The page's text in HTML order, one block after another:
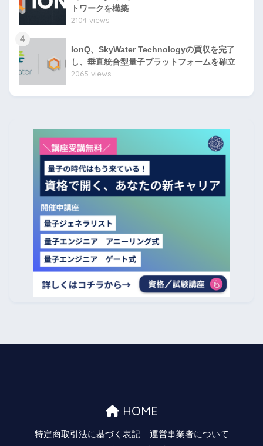
トワークを構築
2104 views
4
IonQ、SkyWater Technologyの買収を完了
し、垂直統合型量子プラットフォームを確立
2065 views
HOME
特定商取引法に基づく表記
運営事業者について